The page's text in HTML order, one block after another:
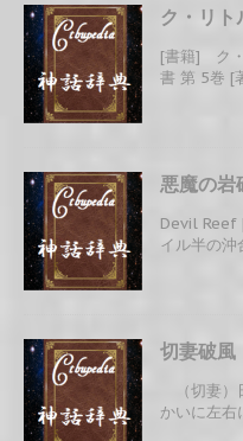
ク・リト
[書籍] ク・
書 第 5巻 [
悪魔の岩
Devil Reef
イル半の沖
切妻破風
（切妻）
かいに左右